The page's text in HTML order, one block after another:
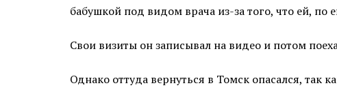
бабушкой под видом врача из-за того, что ей, по
Свои визиты он записывал на видео и потом
Однако оттуда вернуться в Томск опасался, так